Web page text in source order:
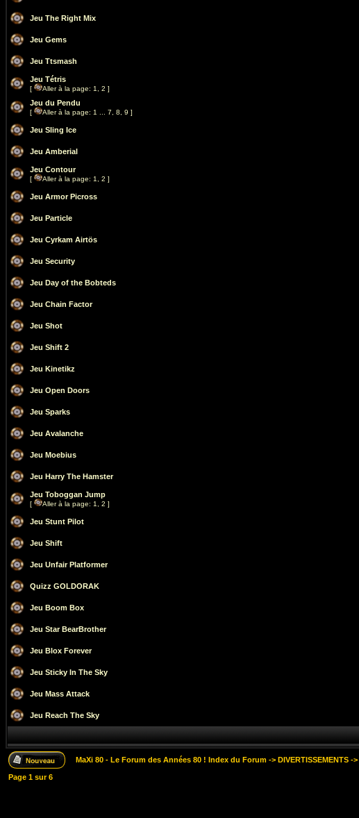
Jeu The Right Mix
Jeu Gems
Jeu Ttsmash
Jeu Tétris
[ Aller à la page: 1 2 ]
Jeu du Pendu
[ Aller à la page: 1 7 8 9 ]
Jeu Sling Ice
Jeu Amberial
Jeu Contour
[ Aller à la page: 1 2 ]
Jeu Armor Picross
Jeu Particle
Jeu Cyrkam Airtös
Jeu Security
Jeu Day of the Bobteds
Jeu Chain Factor
Jeu Shot
Jeu Shift 2
Jeu Kinetikz
Jeu Open Doors
Jeu Sparks
Jeu Avalanche
Jeu Moebius
Jeu Harry The Hamster
Jeu Toboggan Jump
[ Aller à la page: 1 2 ]
Jeu Stunt Pilot
Jeu Shift
Jeu Unfair Platformer
Quizz GOLDORAK
Jeu Boom Box
Jeu Star BearBrother
Jeu Blox Forever
Jeu Sticky In The Sky
Jeu Mass Attack
Jeu Reach The Sky
MaXi 80 - Le Forum des Années 80 ! Index du Forum -> DIVERTISSEMENTS ->
Page 1 sur6